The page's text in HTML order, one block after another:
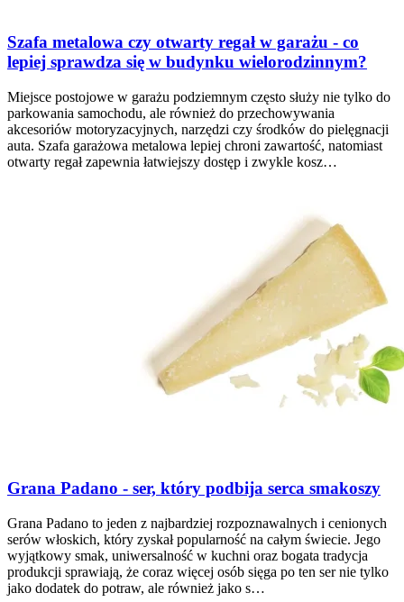
Szafa metalowa czy otwarty regał w garażu - co
lepiej sprawdza się w budynku wielorodzinnym?
Miejsce postojowe w garażu podziemnym często służy nie tylko do
parkowania samochodu, ale również do przechowywania
akcesoriów motoryzacyjnych, narzędzi czy środków do pielęgnacji
auta. Szafa garażowa metalowa lepiej chroni zawartość, natomiast
otwarty regał zapewnia łatwiejszy dostęp i zwykle kosz…
Grana Padano - ser, który podbija serca smakoszy
Grana Padano to jeden z najbardziej rozpoznawalnych i cenionych
serów włoskich, który zyskał popularność na całym świecie. Jego
wyjątkowy smak, uniwersalność w kuchni oraz bogata tradycja
produkcji sprawiają, że coraz więcej osób sięga po ten ser nie tylko
jako dodatek do potraw, ale również jako s…